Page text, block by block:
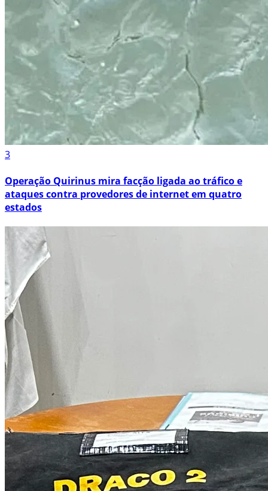
3
Operação Quirinus mira facção ligada ao tráfico e
ataques contra provedores de internet em quatro
estados